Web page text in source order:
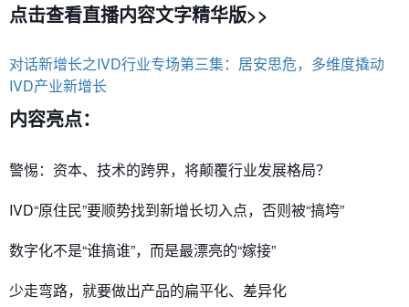
点击查看直播内容文字精华版>>
对话新增长之IVD行业专场第三集：居安思危，多维度撬动
IVD产业新增长
内容亮点：
警惕：资本、技术的跨界，将颠覆行业发展格局？
IVD“原住民”要顺势找到新增长切入点，否则被“搞垮”
数字化不是“谁搞谁”，而是最漂亮的“嫁接”
少走弯路，就要做出产品的扁平化、差异化